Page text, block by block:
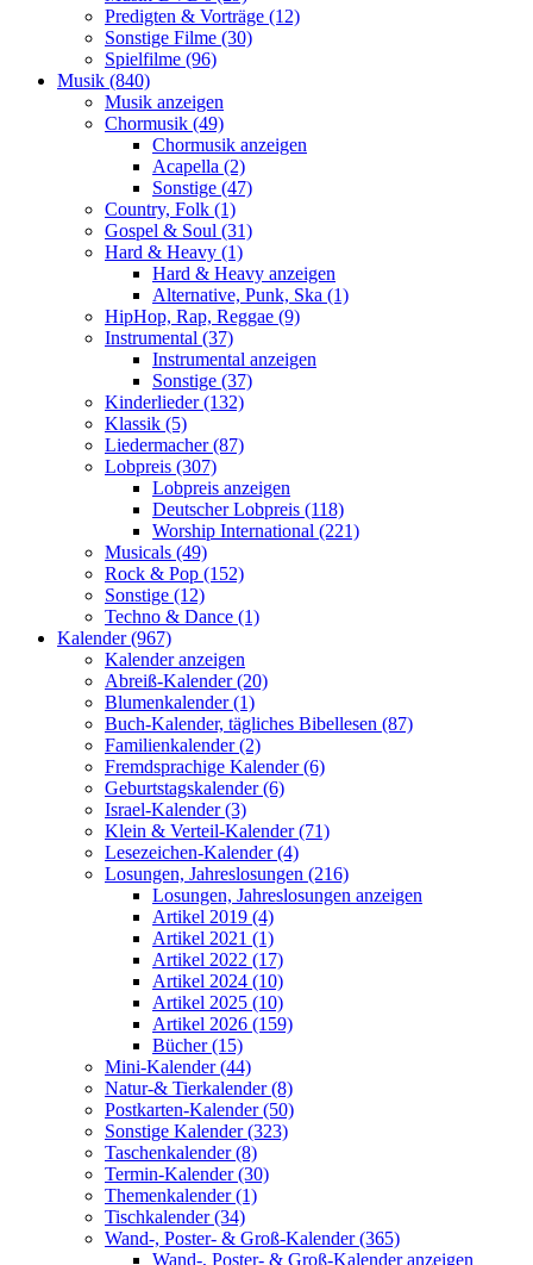
Predigten & Vorträge (12)
Sonstige Filme (30)
Spielfilme (96)
Musik (840)
Musik anzeigen
Chormusik (49)
Chormusik anzeigen
Acapella (2)
Sonstige (47)
Country, Folk (1)
Gospel & Soul (31)
Hard & Heavy (1)
Hard & Heavy anzeigen
Alternative, Punk, Ska (1)
HipHop, Rap, Reggae (9)
Instrumental (37)
Instrumental anzeigen
Sonstige (37)
Kinderlieder (132)
Klassik (5)
Liedermacher (87)
Lobpreis (307)
Lobpreis anzeigen
Deutscher Lobpreis (118)
Worship International (221)
Musicals (49)
Rock & Pop (152)
Sonstige (12)
Techno & Dance (1)
Kalender (967)
Kalender anzeigen
Abreiß-Kalender (20)
Blumenkalender (1)
Buch-Kalender, tägliches Bibellesen (87)
Familienkalender (2)
Fremdsprachige Kalender (6)
Geburtstagskalender (6)
Israel-Kalender (3)
Klein & Verteil-Kalender (71)
Lesezeichen-Kalender (4)
Losungen, Jahreslosungen (216)
Losungen, Jahreslosungen anzeigen
Artikel 2019 (4)
Artikel 2021 (1)
Artikel 2022 (17)
Artikel 2024 (10)
Artikel 2025 (10)
Artikel 2026 (159)
Bücher (15)
Mini-Kalender (44)
Natur-& Tierkalender (8)
Postkarten-Kalender (50)
Sonstige Kalender (323)
Taschenkalender (8)
Termin-Kalender (30)
Themenkalender (1)
Tischkalender (34)
Wand-, Poster- & Groß-Kalender (365)
Wand-, Poster- & Groß-Kalender anzeigen